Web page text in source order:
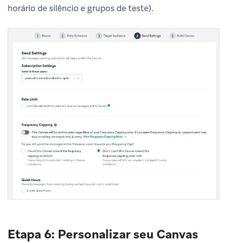
horário de silêncio e grupos de teste).
Etapa 6: Personalizar seu Canvas